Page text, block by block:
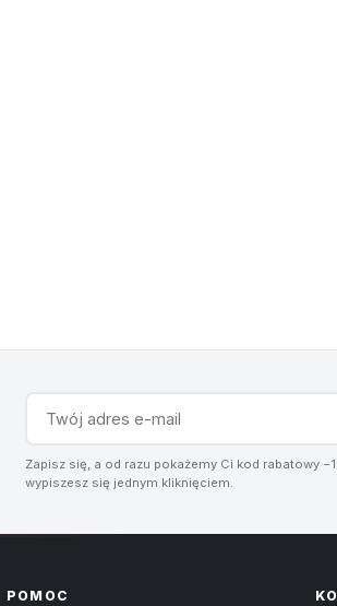
Zapisz się, a od razu pokażemy Ci kod rabatowy
wypiszesz się jednym kliknięciem.
POMOC